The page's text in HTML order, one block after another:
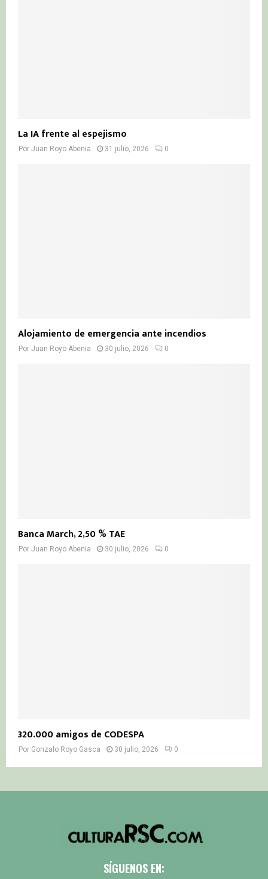
La IA frente al espejismo
Por Juan Royo Abenia 31 julio, 2026 0
Alojamiento de emergencia ante incendios
Por Juan Royo Abenia 30 julio, 2026 0
Banca March, 2,50 % TAE
Por Juan Royo Abenia 30 julio, 2026 0
320.000 amigos de CODESPA
Por Gonzalo Royo Gasca 30 julio, 2026 0
SÍGUENOS EN: